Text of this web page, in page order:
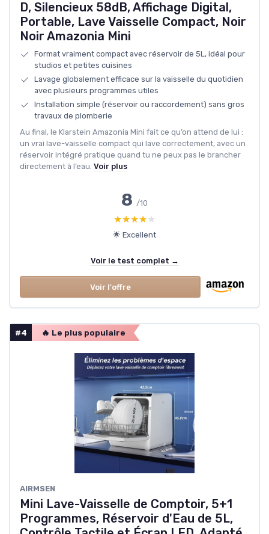
D, Silencieux 58dB, Affichage Digital,
Portable, Lave Vaisselle Compact, Noir
Noir Amazonia Mini
Format vraiment compact avec réservoir de 5L, idéal pour
studios et petites cuisines
Lavage globalement efficace sur la vaisselle du quotidien
avec plusieurs programmes utiles
Installation simple (réservoir ou raccordement) sans gros
travaux de plomberie
Au final, le Klarstein Amazonia Mini fait ce qu’on attend de lui :
un vrai lave-vaisselle compact qui lave correctement, avec un
réservoir intégré pratique quand tu ne peux pas le brancher
directement à l’eau. Voir plus
8 /10
★★★★★
★★★★★
🌟 Excellent
Voir le test complet →
Voir l'offre
#4 🔥 Le plus populaire
AIRMSEN
Mini Lave-Vaisselle de Comptoir, 5+1
Programmes, Réservoir d'Eau de 5L,